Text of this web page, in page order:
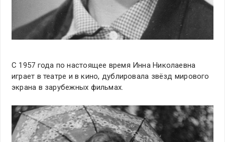
С 1957 года по настоящее время Инна Николаевна
играет в театре и в кино, дублировала звёзд мирового
экрана в зарубежных фильмах.